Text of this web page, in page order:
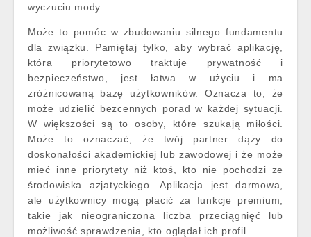
wyczuciu mody.
Może to pomóc w zbudowaniu silnego fundamentu
dla związku. Pamiętaj tylko, aby wybrać aplikację,
która priorytetowo traktuje prywatność i
bezpieczeństwo, jest łatwa w użyciu i ma
zróżnicowaną bazę użytkowników. Oznacza to, że
może udzielić bezcennych porad w każdej sytuacji.
W większości są to osoby, które szukają miłości.
Może to oznaczać, że twój partner dąży do
doskonałości akademickiej lub zawodowej i że może
mieć inne priorytety niż ktoś, kto nie pochodzi ze
środowiska azjatyckiego. Aplikacja jest darmowa,
ale użytkownicy mogą płacić za funkcje premium,
takie jak nieograniczona liczba przeciągnięć lub
możliwość sprawdzenia, kto oglądał ich profil.